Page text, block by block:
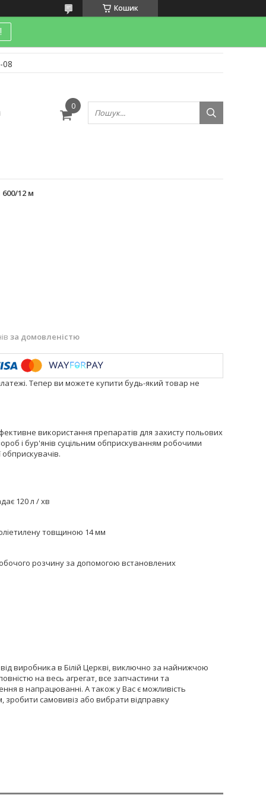
Кошик
08
12 м
за домовленістю
Тепер ви можете купити будь-який товар не
використання препаратів для захисту польових
і бур'янів суцільним обприскуванням робочими
120 л / хв
товщиною 14 мм
розчину за допомогою встановлених
від виробника в Білій Церкві, виключно за найнижчою
на весь агрегат, все запчастини та
в напрацюванні. А також у Вас є можливість
зробити самовивіз або вибрати відправку